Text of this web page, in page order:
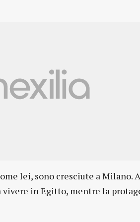
lei, sono cresciute a Milano.
in Egitto, mentre la